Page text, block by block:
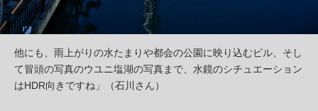
他にも、雨上がりの水たまりや都会の公園に映り込むビル、そし
て冒頭の写真のウユニ塩湖の写真まで、水鏡のシチュエーション
はHDR向きですね」（石川さん）